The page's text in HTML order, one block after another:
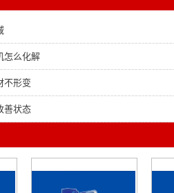
怎么化解
不形变
善状态